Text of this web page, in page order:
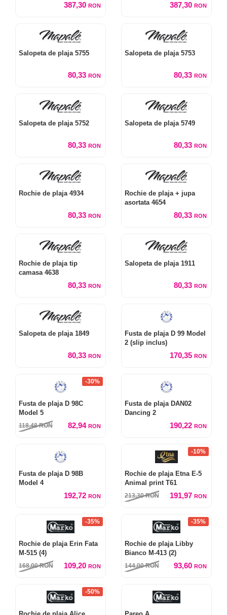
387,30 RON 387,30 RON
Salopeta de plaja 5755
80,33 RON
Salopeta de plaja 5753
80,33 RON
Salopeta de plaja 5752
80,33 RON
Salopeta de plaja 5749
80,33 RON
Rochie de plaja 4934
80,33 RON
Rochie de plaja + jupa
asortata 4654
80,33 RON
Rochie de plaja tip
camasa 4638
80,33 RON
Salopeta de plaja 1911
80,33 RON
Salopeta de plaja 1849
80,33 RON
Fusta de plaja D 99 Model
2 (slip inclus)
170,35 RON
-30%
Fusta de plaja D 98C
Model 5
118,48RON 82,94 RON
Fusta de plaja DAN02
Dancing 2
190,22 RON
Fusta de plaja D 98B
Model 4
192,72 RON
-10%
Rochie de plaja Etna E-5
Animal print T61
213,30RON 191,97 RON
-35%
Rochie de plaja Erin Fata
M-515 (4)
168,00RON 109,20 RON
-35%
Rochie de plaja Libby
Bianco M-413 (2)
144,00RON 93,60 RON
-50%